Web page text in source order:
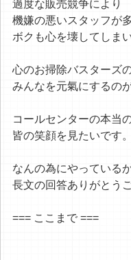
過度な販売競争により
機嫌の悪いスタッフが
ボクも心を壊してしま
心のお掃除バスターズ
みんなを元氣にするの
コールセンターの本当
皆の笑顔を見たいです。
なんの為にやっている
長文の回答ありがとう
=== ここまで ===